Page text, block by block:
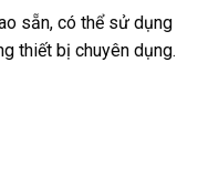
sẵn, có thể sử dụng
thiết bị chuyên dụng.